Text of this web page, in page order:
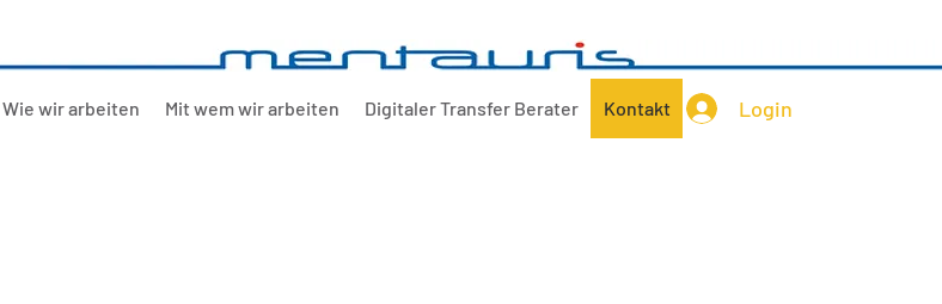
Wie wir arbeiten Mit wem wir arbeiten Digitaler Transfer Berater Kontakt Login